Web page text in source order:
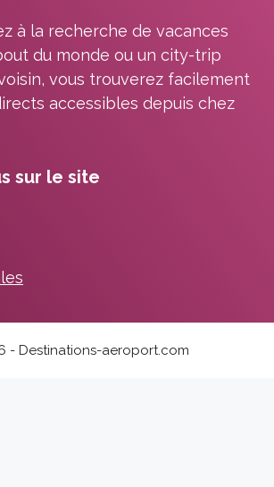
à la recherche de vacances
du monde ou un city-trip
vous trouverez facilement
accessibles depuis chez
sur le site
- Destinations-aeroport.com